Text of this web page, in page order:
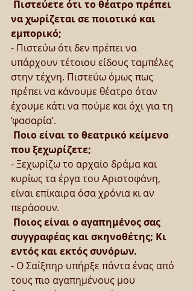
να χωρίζεται σε ποιοτικό και
εμπορικό;
- Πιστεύω ότι δεν πρέπει να
υπάρχουν τέτοιου είδους ταμπέλες
στην τέχνη. Πιστεύω όμως πως
πρέπει να κάνουμε θέατρο όταν
έχουμε κάτι να πούμε και όχι για τη
‘φασαρία’.
που ξεχωρίζετε;
- Ξεχωρίζω το αρχαίο δράμα και
κυρίως τα έργα του Αριστοφάνη,
είναι επίκαιρα όσα χρόνια κι αν
περάσουν.
συγγραφέας και σκηνοθέτης; Κι
εντός και εκτός συνόρων.
- Ο Σαίξπηρ υπήρξε πάντα ένας από
τους πιο αγαπημένους μου